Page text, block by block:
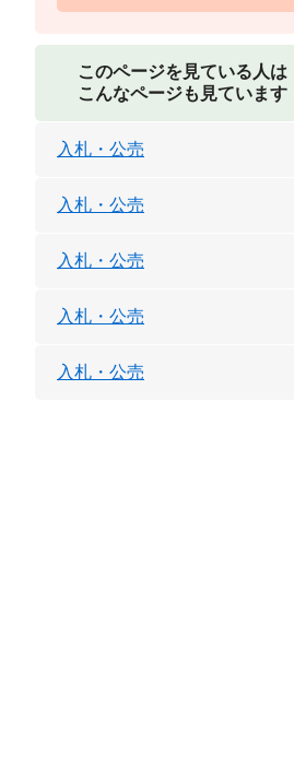
このページを見ている人は
こんなページも見ています
入札・公売
入札・公売
入札・公売
入札・公売
入札・公売